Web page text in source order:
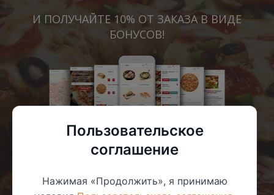
И ПОЛУЧАЙТЕ 10% ОТ ЗАКАЗА В ВИДЕ
БОНУСОВ!
Пользовательское
соглашение
Нажимая «Продолжить», я принимаю